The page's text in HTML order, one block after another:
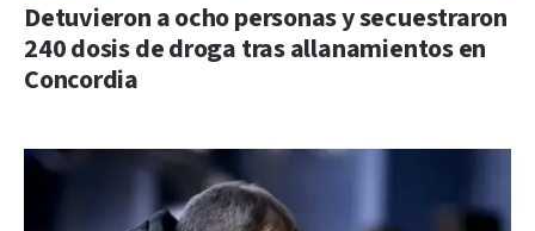
Detuvieron a ocho personas y secuestraron
240 dosis de droga tras allanamientos en
Concordia